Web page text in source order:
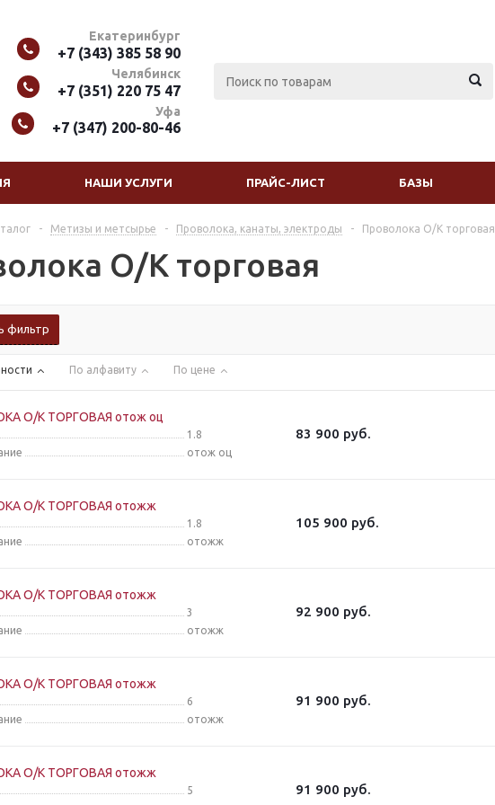
Екатеринбург
+7 (343) 385 58 90
Челябинск
+7 (351) 220 75 47
Уфа
+7 (347) 200-80-46
НАШИ УСЛУГИ ПРАЙС-ЛИСТ БАЗЫ
- Метизы и метсырье - Проволока, канаты, электроды - Проволока О/К торговая
О/К торговая
фильтр
По алфавиту По цене
О/К ТОРГОВАЯ отож оц
1.8
отож оц
83 900 руб.
О/К ТОРГОВАЯ отожж
1.8
отожж
105 900 руб.
О/К ТОРГОВАЯ отожж
3
отожж
92 900 руб.
О/К ТОРГОВАЯ отожж
6
отожж
91 900 руб.
О/К ТОРГОВАЯ отожж
5
91 900 руб.